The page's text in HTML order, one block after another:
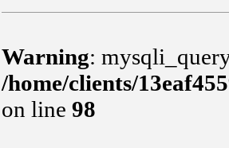
Warning:
/home/clients/
on line 98